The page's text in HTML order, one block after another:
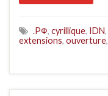
.PФ, cyrillique, IDN,
extensions, ouverture,